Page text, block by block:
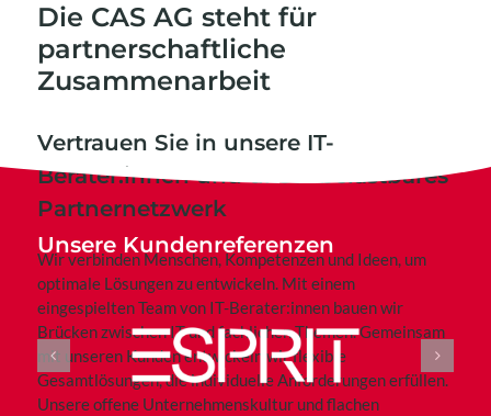
Die CAS AG steht für
partnerschaftliche
Zusammenarbeit
Vertrauen Sie in unsere IT-
Berater:innen und unser belastbares
Partnernetzwerk
Wir verbinden Menschen, Kompetenzen und Ideen, um
optimale Lösungen zu entwickeln. Mit einem
eingespielten Team von IT-Berater:innen bauen wir
Brücken zwischen IT und fachlichen Themen. Gemeinsam
mit unseren Kunden entwickeln wir flexible
Gesamtlösungen, die individuelle Anforderungen erfüllen.
Unsere offene Unternehmenskultur und flachen
Unsere Kundenreferenzen